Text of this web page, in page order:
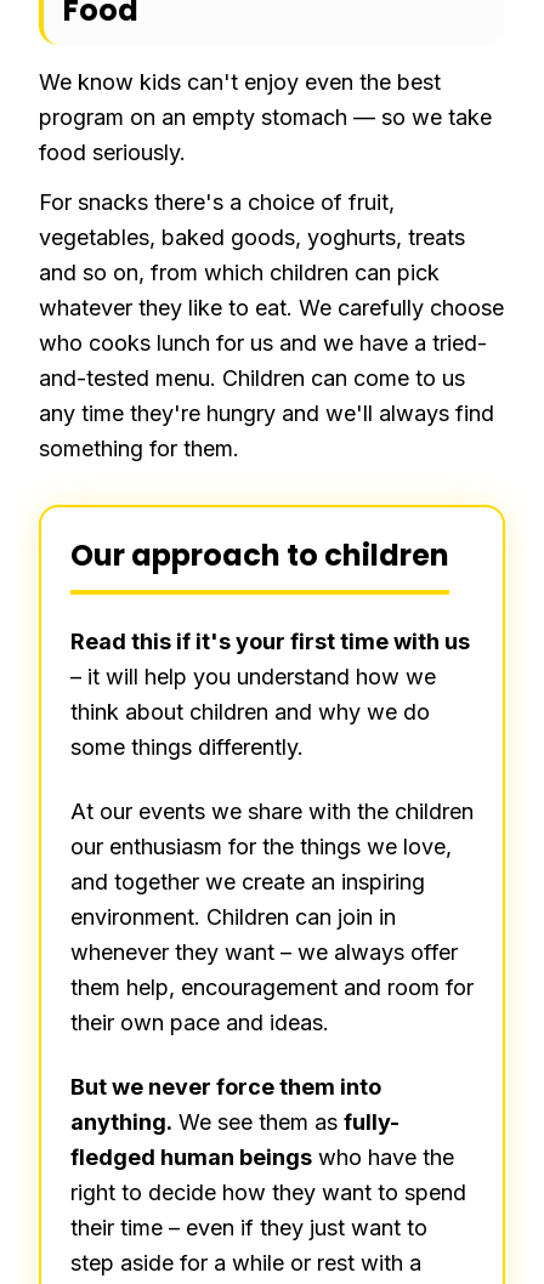
Food
We know kids can't enjoy even the best
program on an empty stomach — so we take
food seriously.
For snacks there's a choice of fruit,
vegetables, baked goods, yoghurts, treats
and so on, from which children can pick
whatever they like to eat. We carefully choose
who cooks lunch for us and we have a tried-
and-tested menu. Children can come to us
any time they're hungry and we'll always find
something for them.
Our approach to children
Read this if it's your first time with us
– it will help you understand how we
think about children and why we do
some things differently.
At our events we share with the children
our enthusiasm for the things we love,
and together we create an inspiring
environment. Children can join in
whenever they want – we always offer
them help, encouragement and room for
their own pace and ideas.
But we never force them into
anything. We see them as fully-
fledged human beings who have the
right to decide how they want to spend
their time – even if they just want to
step aside for a while or rest with a